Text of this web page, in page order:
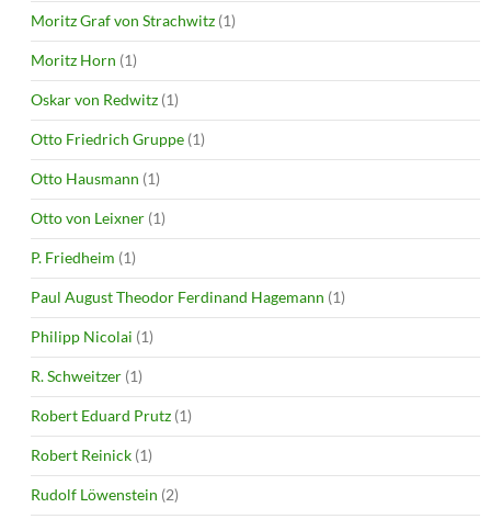
Moritz Graf von Strachwitz (1)
Moritz Horn (1)
Oskar von Redwitz (1)
Otto Friedrich Gruppe (1)
Otto Hausmann (1)
Otto von Leixner (1)
P. Friedheim (1)
Paul August Theodor Ferdinand Hagemann (1)
Philipp Nicolai (1)
R. Schweitzer (1)
Robert Eduard Prutz (1)
Robert Reinick (1)
Rudolf Löwenstein (2)